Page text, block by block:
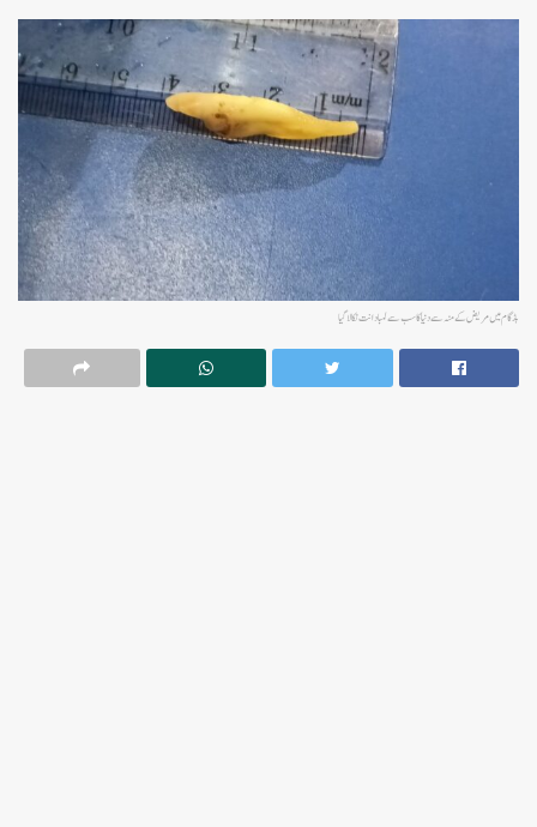
بڈگام میں مریض کے منہ سے دنیا کا سب سے لمبا دانت نکالاگیا